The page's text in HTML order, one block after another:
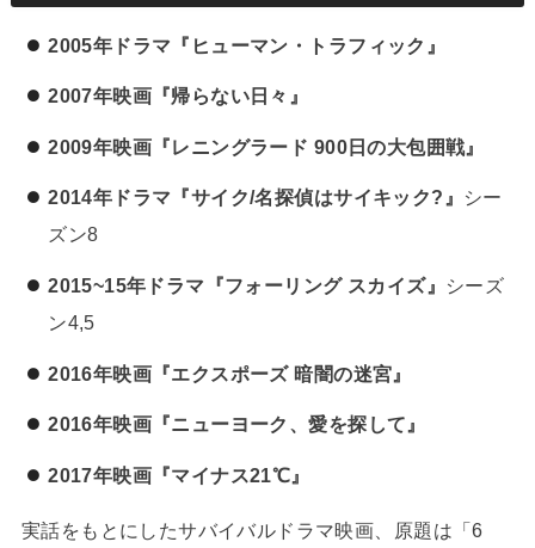
2005年ドラマ『ヒューマン・トラフィック』
2007年映画『帰らない日々』
2009年映画『レニングラード 900日の大包囲戦』
2014年ドラマ『サイク/名探偵はサイキック?』
シー
ズン8
2015~15年ドラマ『フォーリング スカイズ』
シーズ
ン4,5
2016年映画『エクスポーズ 暗闇の迷宮』
2016年映画『ニューヨーク、愛を探して』
2017年映画『マイナス21℃』
実話をもとにしたサバイバルドラマ映画、原題は「6